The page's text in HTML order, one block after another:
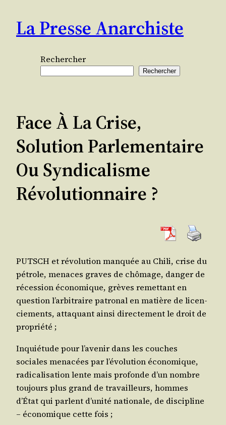
contenu
La Presse Anarchiste
Rechercher
Rechercher
Face À La Crise,
Solution Parlementaire
Ou Syndicalisme
Révolutionnaire ?
PUTSCH et révo­lu­tion man­quée au Chi­li, crise du
pétrole, menaces graves de chô­mage, dan­ger de
réces­sion éco­no­mique, grèves remet­tant en
ques­tion l’arbitraire patro­nal en matière de licen­
cie­ments, atta­quant ain­si direc­te­ment le droit de
propriété ;
Inquié­tude pour l’avenir dans les couches
sociales mena­cées par l’évolution éco­no­mique,
radi­ca­li­sa­tion lente mais pro­fonde d’un nombre
tou­jours plus grand de tra­vailleurs, hommes
d’État qui parlent d’unité natio­nale, de dis­ci­pline
– éco­no­mique cette fois ;